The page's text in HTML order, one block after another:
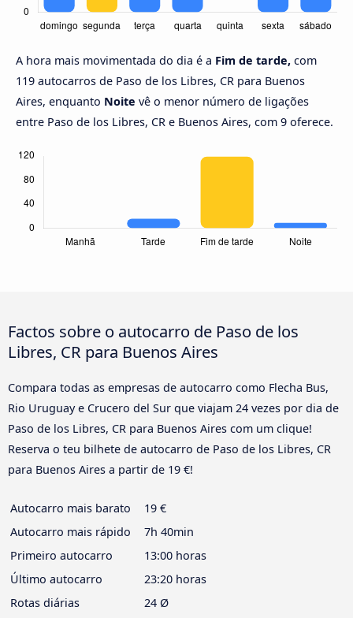
A hora mais movimentada do dia é a Fim de tarde, com
119 autocarros de Paso de los Libres, CR para Buenos
Aires, enquanto Noite vê o menor número de ligações
entre Paso de los Libres, CR e Buenos Aires, com 9 oferece.
Factos sobre o autocarro de Paso de los
Libres, CR para Buenos Aires
Compara todas as empresas de autocarro como Flecha Bus,
Rio Uruguay e Crucero del Sur que viajam 24 vezes por dia de
Paso de los Libres, CR para Buenos Aires com um clique!
Reserva o teu bilhete de autocarro de Paso de los Libres, CR
para Buenos Aires a partir de 19 €!
Autocarro mais barato
19 €
Autocarro mais rápido
7h 40min
Primeiro autocarro
13:00 horas
Último autocarro
23:20 horas
Rotas diárias
24 Ø